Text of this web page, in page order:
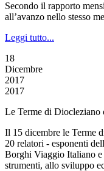
Secondo il rapporto
all’avanzo nello stesso
Leggi tutto...
18
Dicembre
2017
2017
Le Terme di Diocleziano
Il 15 dicembre le Terme
20 relatori - esponenti
Borghi Viaggio Italiano e
strumenti, allo sviluppo